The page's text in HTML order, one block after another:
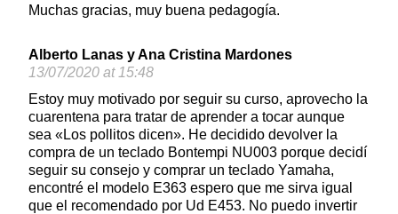
Muchas gracias, muy buena pedagogía.
Alberto Lanas y Ana Cristina Mardones
13/07/2020 at 15:48
Estoy muy motivado por seguir su curso, aprovecho la
cuarentena para tratar de aprender a tocar aunque
sea «Los pollitos dicen». He decidido devolver la
compra de un teclado Bontempi NU003 porque decidí
seguir su consejo y comprar un teclado Yamaha,
encontré el modelo E363 espero que me sirva igual
que el recomendado por Ud E453. No puedo invertir